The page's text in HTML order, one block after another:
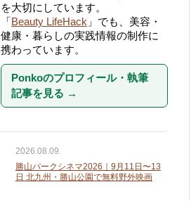
を大切にしています。
「Beauty LifeHack 」でも、美容・
健康・暮らしの実践情報の制作に
携わっています。
Ponkoのプロフィール・執筆
記事を見る →
2026.08.09.
勝山パークシネマ2026｜9月11日〜13
日 北九州・勝山公園で無料野外映画